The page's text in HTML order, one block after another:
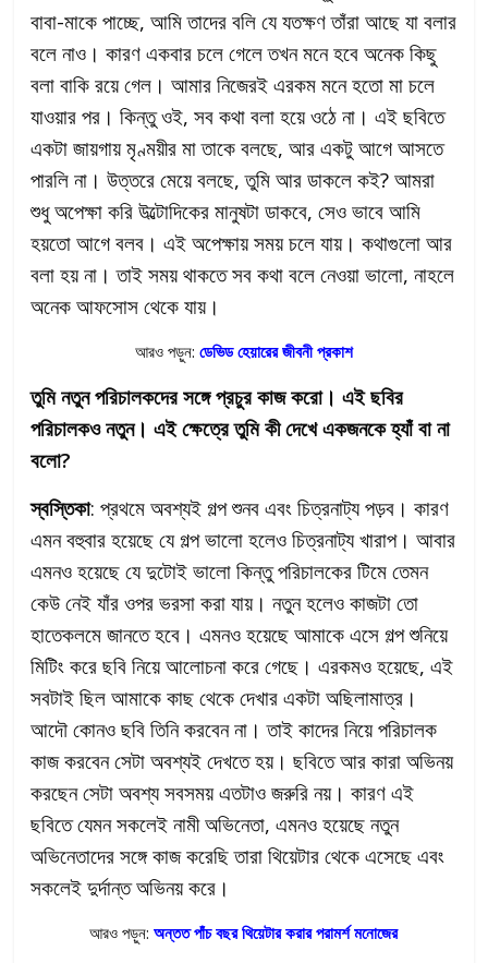
বাবা-মাকে পাচ্ছে, আমি তাদের বলি যে যতক্ষণ তাঁরা আছে যা বলার
বলে নাও। কারণ একবার চলে গেলে তখন মনে হবে অনেক কিছু
বলা বাকি রয়ে গেল। আমার নিজেরই এরকম মনে হতো মা চলে
যাওয়ার পর। কিন্তু ওই, সব কথা বলা হয়ে ওঠে না। এই ছবিতে
একটা জায়গায় মৃণ্ময়ীর মা তাকে বলছে, আর একটু আগে আসতে
পারলি না। উত্তরে মেয়ে বলছে, তুমি আর ডাকলে কই? আমরা
শুধু অপেক্ষা করি উল্টোদিকের মানুষটা ডাকবে, সেও ভাবে আমি
হয়তো আগে বলব। এই অপেক্ষায় সময় চলে যায়। কথাগুলো আর
বলা হয় না। তাই সময় থাকতে সব কথা বলে নেওয়া ভালো, নাহলে
অনেক আফসোস থেকে যায়।
আরও পড়ুন: ডেভিড হেয়ারের জীবনী প্রকাশ
তুমি নতুন পরিচালকদের সঙ্গে প্রচুর কাজ করো। এই ছবির
পরিচালকও নতুন। এই ক্ষেত্রে তুমি কী দেখে একজনকে হ্যাঁ বা না
বলো?
স্বস্তিকা: প্রথমে অবশ্যই গল্প শুনব এবং চিত্রনাট্য পড়ব। কারণ
এমন বহুবার হয়েছে যে গল্প ভালো হলেও চিত্রনাট্য খারাপ। আবার
এমনও হয়েছে যে দুটোই ভালো কিন্তু পরিচালকের টিমে তেমন
কেউ নেই যাঁর ওপর ভরসা করা যায়। নতুন হলেও কাজটা তো
হাতেকলমে জানতে হবে। এমনও হয়েছে আমাকে এসে গল্প শুনিয়ে
মিটিং করে ছবি নিয়ে আলোচনা করে গেছে। এরকমও হয়েছে, এই
সবটাই ছিল আমাকে কাছ থেকে দেখার একটা অছিলামাত্র।
আদৌ কোনও ছবি তিনি করবেন না। তাই কাদের নিয়ে পরিচালক
কাজ করবেন সেটা অবশ্যই দেখতে হয়। ছবিতে আর কারা অভিনয়
করছেন সেটা অবশ্য সবসময় এতটাও জরুরি নয়। কারণ এই
ছবিতে যেমন সকলেই নামী অভিনেতা, এমনও হয়েছে নতুন
অভিনেতাদের সঙ্গে কাজ করেছি তারা থিয়েটার থেকে এসেছে এবং
সকলেই দুর্দান্ত অভিনয় করে।
আরও পড়ুন:অন্তত পাঁচ বছর থিয়েটার করার পরামর্শ মনোজের